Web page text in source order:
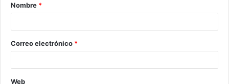
Nombre *
Correo electrónico *
Web